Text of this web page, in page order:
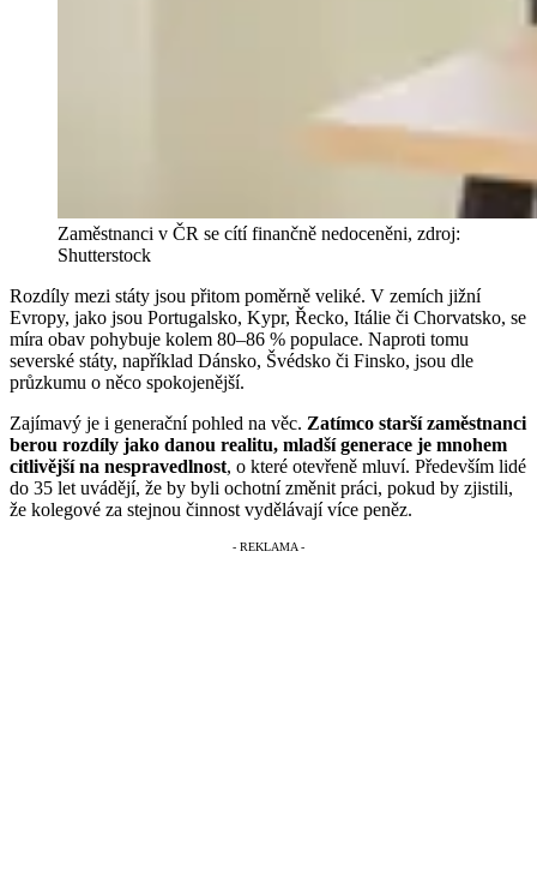
Zaměstnanci v ČR se cítí finančně nedoceněni, zdroj:
Shutterstock
Rozdíly mezi státy jsou přitom poměrně veliké. V zemích jižní
Evropy, jako jsou Portugalsko, Kypr, Řecko, Itálie či Chorvatsko, se
míra obav pohybuje kolem 80–86 % populace. Naproti tomu
severské státy, například Dánsko, Švédsko či Finsko, jsou dle
průzkumu o něco spokojenější.
Zajímavý je i generační pohled na věc. Zatímco starší zaměstnanci
berou rozdíly jako danou realitu, mladší generace je mnohem
citlivější na nespravedlnost, o které otevřeně mluví. Především lidé
do 35 let uvádějí, že by byli ochotní změnit práci, pokud by zjistili,
že kolegové za stejnou činnost vydělávají více peněz.